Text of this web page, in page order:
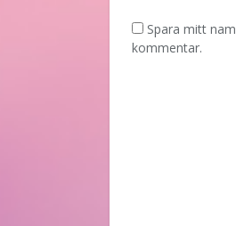
Spara mitt
kommentar.